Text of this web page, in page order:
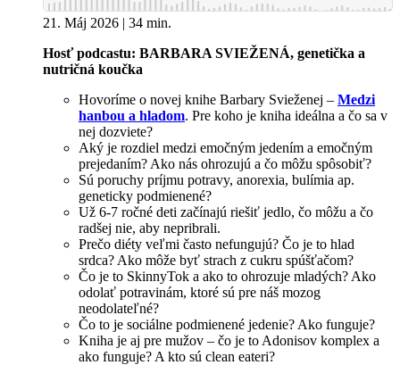
21. Máj 2026 | 34 min.
Hosť podcastu: BARBARA SVIEŽENÁ, genetička a
nutričná koučka
Hovoríme o novej knihe Barbary Svieženej – Medzi
hanbou a hladom. Pre koho je kniha ideálna a čo sa v
nej dozviete?
Aký je rozdiel medzi emočným jedením a emočným
prejedaním? Ako nás ohrozujú a čo môžu spôsobiť?
Sú poruchy príjmu potravy, anorexia, bulímia ap.
geneticky podmienené?
Už 6-7 ročné deti začínajú riešiť jedlo, čo môžu a čo
radšej nie, aby nepribrali.
Prečo diéty veľmi často nefungujú? Čo je to hlad
srdca? Ako môže byť strach z cukru spúšťačom?
Čo je to SkinnyTok a ako to ohrozuje mladých? Ako
odolať potravinám, ktoré sú pre náš mozog
neodolateľné?
Čo to je sociálne podmienené jedenie? Ako funguje?
Kniha je aj pre mužov – čo je to Adonisov komplex a
ako funguje? A kto sú clean eateri?